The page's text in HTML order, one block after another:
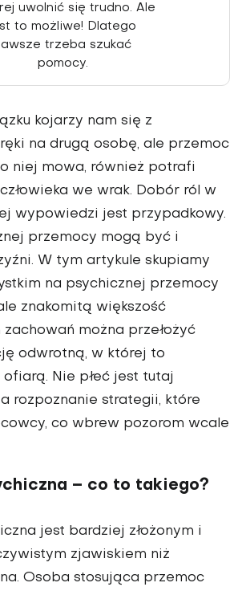
uwolnić się trudno. Ale
to możliwe! Dlatego
trzeba szukać
pomocy.
kojarzy nam się z
na drugą osobę, ale przemoc
niej mowa, również potrafi
we wrak. Dobór ról w
wypowiedzi jest przypadkowy.
przemocy mogą być i
W tym artykule skupiamy
na psychicznej przemocy
znakomitą większość
można przełożyć
odwrotną, w której to
Nie płeć jest tutaj
rozpoznanie strategii, które
co wbrew pozorom wcale
– co to takiego?
jest bardziej złożonym i
zjawiskiem niż
Osoba stosująca przemoc